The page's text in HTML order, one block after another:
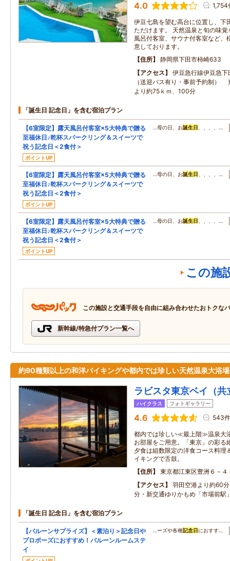
4.0 1,754
伊豆七島を望む高台に位置し、下
ただけます。 天然温泉と旬の味
風呂付客室、サウナ付客室など、
意しております。
住所
静岡県下田市柿崎633
アクセス
伊豆急行線伊豆急
（送迎バス有り・事前予約制）
より約75ｋｍ、100分
「誕生日 記念日」を含む宿泊プラン
【6室限定】露天風呂付客室×5大特典で贈る
至福休日♪乾杯スパークリング＆スイーツで
祝う記念日＜2食付＞
ポイントUP
…母の日、お誕生日 、、、、…
【6室限定】露天風呂付客室×5大特典で贈る
至福休日♪乾杯スパークリング＆スイーツで
祝う記念日＜2食付＞
ポイントUP
…母の日、お誕生日 、、、、…
【6室限定】露天風呂付客室×5大特典で贈る
至福休日♪乾杯スパークリング＆スイーツで
祝う記念日＜2食付＞
ポイントUP
…母の日、お誕生日 、、、、…
この施
この施設と交通手段を自由に組み合わせたおトクな
新幹線/特急付プラン一覧へ
約90種類以上の和洋バイキングや都内では珍しい天然温泉大浴
ラビスタ東京ベイ（共
ハイクラス フォトギャラリー
4.6 543件
都内では珍しい≪最上階≫温泉大
お部屋をご用意。「東京」の彩る
夕食は組数限定の洋食コース料
イキングで舌鼓。
住所
東京都江東区豊洲６－４
アクセス
羽田空港より約60
分・新交通ゆりかもめ「市場前駅
「誕生日 記念日」を含む宿泊プラン
【バルーンサプライズ】＜素泊り＞記念日や
プロポーズにおすすめ！バルーンルームステ
イ
…ーズや各種記念日 におすす…